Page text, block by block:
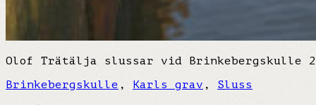
Olof Trätälja slussar vid Brinkebergskulle
Brinkebergskulle , Karls grav , Sluss